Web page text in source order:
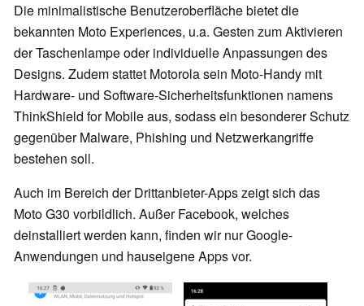
Die minimalistische Benutzeroberfläche bietet die
bekannten Moto Experiences, u.a. Gesten zum Aktivieren
der Taschenlampe oder individuelle Anpassungen des
Designs. Zudem stattet Motorola sein Moto-Handy mit
Hardware- und Software-Sicherheitsfunktionen namens
ThinkShield for Mobile aus, sodass ein besonderer Schutz
gegenüber Malware, Phishing und Netzwerkangriffe
bestehen soll.
Auch im Bereich der Drittanbieter-Apps zeigt sich das
Moto G30 vorbildlich. Außer Facebook, welches
deinstalliert werden kann, finden wir nur Google-
Anwendungen und hauseigene Apps vor.